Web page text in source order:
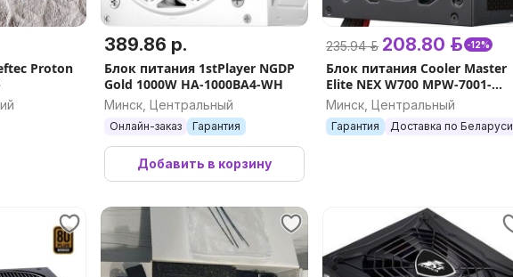
Proton
389.86 р.
Блок питания 1stPlayer NGDP
Gold 1000W HA-1000BA4-WH
Минск, Центральный
Онлайн-заказ Гарантия
Добавить в корзину
235.94 р. 208.80 р. -12%
Блок питания Cooler Master
Elite NEX W700 MPW-7001-
ACBW-BEU
Минск, Центральный
Гарантия Доставка по Беларуси